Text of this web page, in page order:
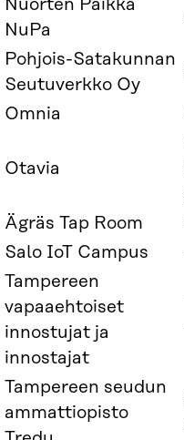
Nuorten Paikka
NuPa
Pohjois-Satakunnan
Seutuverkko Oy
Omnia
Otavia
Ägräs Tap Room
Salo IoT Campus
Tampereen
vapaaehtoiset
innostujat ja
innostajat
Tampereen seudun
ammattiopisto